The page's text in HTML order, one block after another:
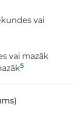
vai
vai mazāk
5